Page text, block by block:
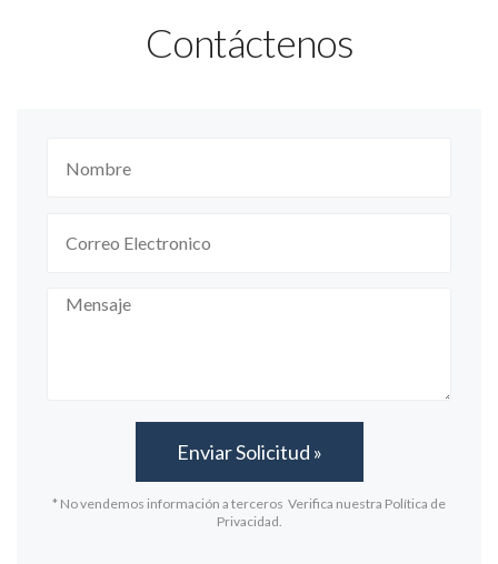
Contáctenos
* No vendemos información a terceros Verifica nuestra Política de
Privacidad.